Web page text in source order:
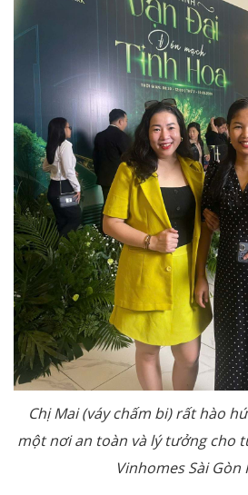
Chị Mai (váy chấm bi) rất hào
một nơi an toàn và lý tưởngcho
Vinhomes Sài Gòn